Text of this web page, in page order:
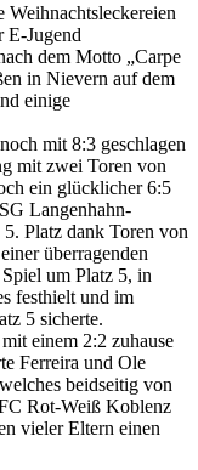
E-Jugend
dem Motto „Carpe
in Nievern auf dem
einige
mit 8:3 geschlagen
mit zwei Toren von
ein glücklicher 6:5
Langenhahn-
Platz dank Toren von
überragenden
um Platz 5, in
festhielt und im
5 sicherte.
einem 2:2 zuhause
Ferreira und Ole
beidseitig von
Rot-Weiß Koblenz
vieler Eltern einen